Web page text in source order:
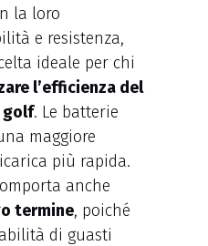
la loro
e resistenza,
ideale per chi
l’efficienza del
golf. Le batterie
maggiore
più rapida.
anche
termine, poiché
di guasti